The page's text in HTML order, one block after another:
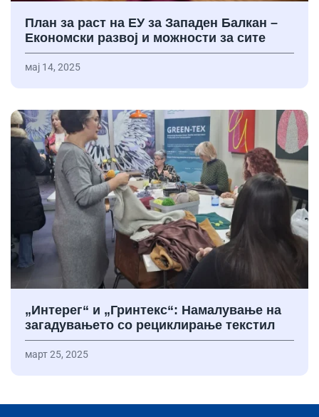
План за раст на ЕУ за Западен Балкан –
Економски развој и можности за сите
мај 14, 2025
„Интерег“ и „Гринтекс“: Намалување на
загадувањето со рециклирање текстил
март 25, 2025